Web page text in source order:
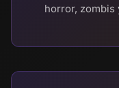
horror, zombis